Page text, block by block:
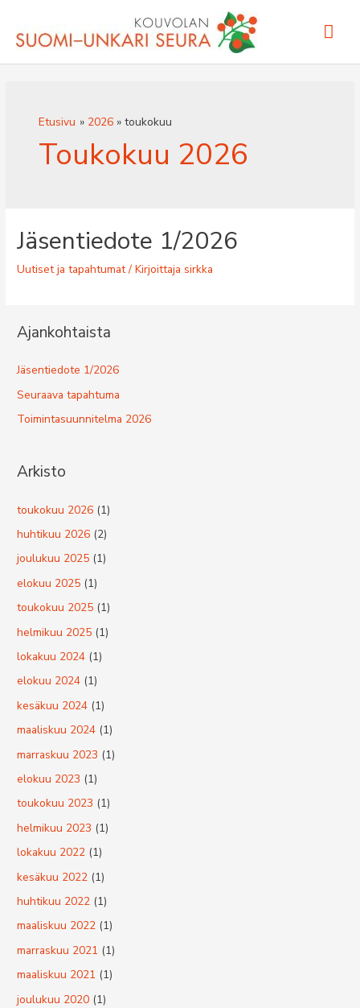
sisältöön
Etusivu 2026 toukokuu
Toukokuu 2026
Jäsentiedote 1/2026
Uutiset ja tapahtumat/ Kirjoittajasirkka
Ajankohtaista
Jäsentiedote 1/2026
Seuraava tapahtuma
Toimintasuunnitelma 2026
Arkisto
toukokuu 2026 (1)
huhtikuu 2026 (2)
joulukuu 2025 (1)
elokuu 2025 (1)
toukokuu 2025 (1)
helmikuu 2025 (1)
lokakuu 2024 (1)
elokuu 2024 (1)
kesäkuu 2024 (1)
maaliskuu 2024 (1)
marraskuu 2023 (1)
elokuu 2023 (1)
toukokuu 2023 (1)
helmikuu 2023 (1)
lokakuu 2022 (1)
kesäkuu 2022 (1)
huhtikuu 2022 (1)
maaliskuu 2022 (1)
marraskuu 2021 (1)
maaliskuu 2021 (1)
joulukuu 2020 (1)